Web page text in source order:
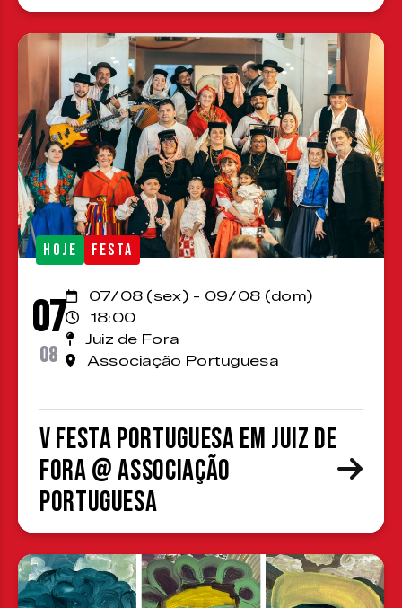
HOJE FESTA
07
08
07/08 (sex) - 09/08 (dom)
18:00
Juiz de Fora
Associação Portuguesa
V Festa Portuguesa em Juiz de
Fora @ Associação
Portuguesa